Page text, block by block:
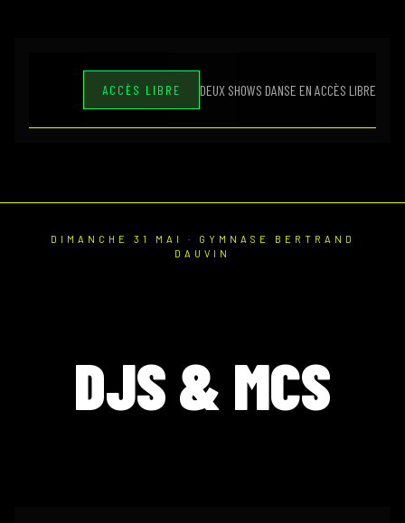
ACCÈS LIBRE DEUX SHOWS DANSE EN ACCÈS LIBRE
DIMANCHE 31 MAI · GYMNASE BERTRAND
DAUVIN
DJS & MCS